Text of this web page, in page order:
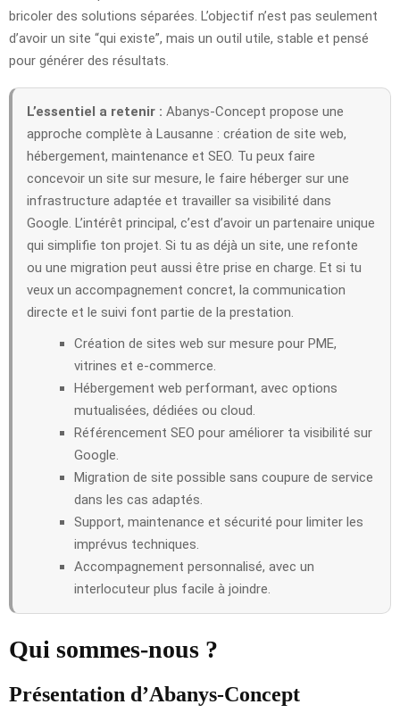
bricoler des solutions séparées. L’objectif n’est pas seulement
d’avoir un site “qui existe”, mais un outil utile, stable et pensé
pour générer des résultats.
L’essentiel a retenir : Abanys-Concept propose une
approche complète à Lausanne : création de site web,
hébergement, maintenance et SEO. Tu peux faire
concevoir un site sur mesure, le faire héberger sur une
infrastructure adaptée et travailler sa visibilité dans
Google. L’intérêt principal, c’est d’avoir un partenaire unique
qui simplifie ton projet. Si tu as déjà un site, une refonte
ou une migration peut aussi être prise en charge. Et si tu
veux un accompagnement concret, la communication
directe et le suivi font partie de la prestation.
Création de sites web sur mesure pour PME,
vitrines et e-commerce.
Hébergement web performant, avec options
mutualisées, dédiées ou cloud.
Référencement SEO pour améliorer ta visibilité sur
Google.
Migration de site possible sans coupure de service
dans les cas adaptés.
Support, maintenance et sécurité pour limiter les
imprévus techniques.
Accompagnement personnalisé, avec un
interlocuteur plus facile à joindre.
Qui sommes-nous ?
Présentation d’Abanys-Concept